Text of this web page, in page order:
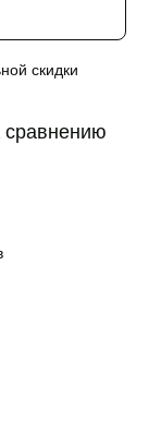
скидки
сравнению